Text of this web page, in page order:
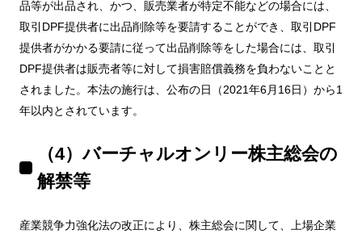
品等が出品され、かつ、販売業者が特定不能などの場合には、
取引DPF提供者に出品削除等を要請することができ、取引DPF
提供者がかかる要請に従って出品削除等をした場合には、取引
DPF提供者は販売者等に対して損害賠償義務を負わないことと
されました。本法の施行は、公布の日（2021年6月16日）から1
年以内とされています。
（4）バーチャルオンリー株主総会の
解禁等
産業競争力強化法の改正により、株主総会に関して、上場企業